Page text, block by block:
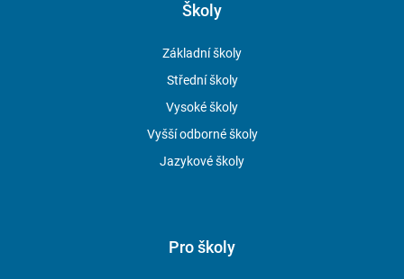
Školy
Základní školy
Střední školy
Vysoké školy
Vyšší odborné školy
Jazykové školy
Pro školy